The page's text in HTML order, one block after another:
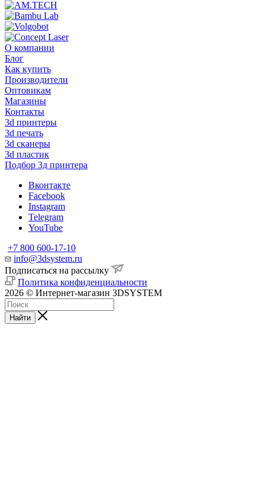
О компании
Блог
Как купить
Производители
Оптовикам
Магазины
Контакты
3d принтеры
3d печать
3d сканеры
3d пластик
Подбор 3д принтера
Вконтакте
Facebook
Instagram
Telegram
YouTube
+7 800 600-17-10
info@3dsystem.ru
Подписаться на рассылку
Политика конфиденциальности
2026 © Интернет-магазин 3DSYSTEM
Найти